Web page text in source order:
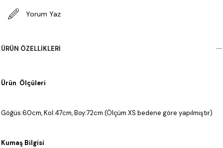
Yorum Yaz
ÜRÜN ÖZELLIKLERI
Ürün Ölçüleri
Göğüs:60cm, Kol:47cm, Boy:72cm (Ölçüm XS bedene göre yapılmıştır)
Kumaş Bilgisi